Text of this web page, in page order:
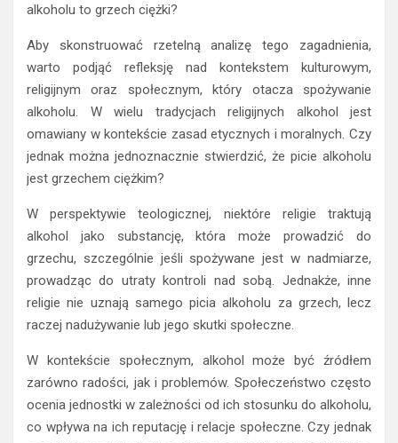
alkoholu to grzech ciężki?
Aby skonstruować rzetelną analizę tego zagadnienia,
warto podjąć refleksję nad kontekstem kulturowym,
religijnym oraz społecznym, który otacza spożywanie
alkoholu. W wielu tradycjach religijnych alkohol jest
omawiany w kontekście zasad etycznych i moralnych. Czy
jednak można jednoznacznie stwierdzić, że picie alkoholu
jest grzechem ciężkim?
W perspektywie teologicznej, niektóre religie traktują
alkohol jako substancję, która może prowadzić do
grzechu, szczególnie jeśli spożywane jest w nadmiarze,
prowadząc do utraty kontroli nad sobą. Jednakże, inne
religie nie uznają samego picia alkoholu za grzech, lecz
raczej nadużywanie lub jego skutki społeczne.
W kontekście społecznym, alkohol może być źródłem
zarówno radości, jak i problemów. Społeczeństwo często
ocenia jednostki w zależności od ich stosunku do alkoholu,
co wpływa na ich reputację i relacje społeczne. Czy jednak